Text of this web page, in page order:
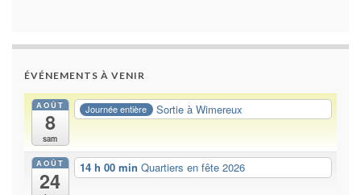
ÉVÉNEMENTS À VENIR
AOÛT
8
sam
Journée entière Sortie à Wimereux
AOÛT
24
14 h 00 min Quartiers en fête 2026